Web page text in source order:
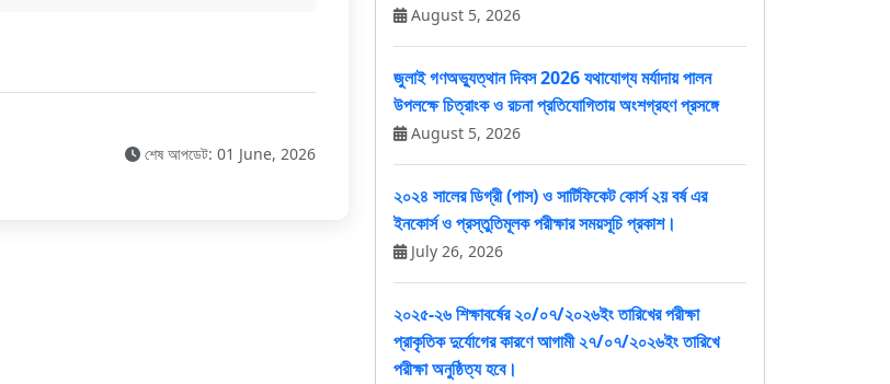
শেষ আপডেট: 01 June, 2026
August 5, 2026
জুলাই গণঅভ্যুত্থান দিবস 2026 যথাযোগ্য মর্যাদায় পালন
উপলক্ষে চিত্রাংক ও রচনা প্রতিযোগিতায় অংশগ্রহণ প্রসঙ্গে
August 5, 2026
২০২৪ সালের ডিগ্রী (পাস) ও সার্টিফিকেট কোর্স ২য় বর্ষ এর
ইনকোর্স ও প্রস্তুতিমূলক পরীক্ষার সময়সূচি প্রকাশ।
July 26, 2026
২০২৫-২৬ শিক্ষাবর্ষের ২০/০৭/২০২৬ইং তারিখের পরীক্ষা
প্রাকৃতিক দুর্যোগের কারণে আগামী ২৭/০৭/২০২৬ইং তারিখে
পরীক্ষা অনুষ্ঠিত্য হবে।